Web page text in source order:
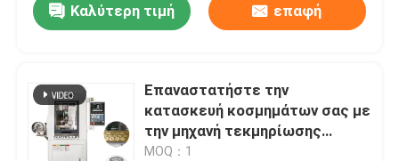
Καλύτερη τιμή επαφή
Επαναστατήστε την
κατασκευή κοσμημάτων σας με
την μηχανή τεκμηρίωσης
κοσμημάτων πέντε άξων
MOQ：1